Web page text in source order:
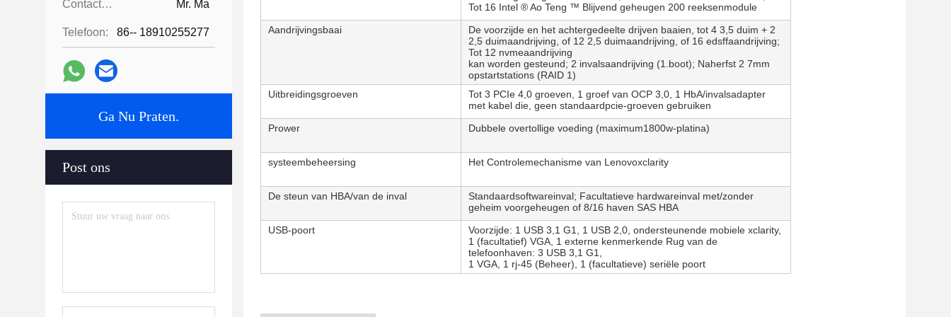
Contactpersonen: Mr. Ma
Telefoon: 86-- 18910255277
Ga Nu Praten.
Post ons
Tot 16 Intel ® Ao Teng ™ Blijvend geheugen 200 reeksenmodule
Aandrijvingsbaai
De voorzijde en het achtergedeelte drijven baaien, tot 4 3,5 duim + 2
2,5 duimaandrijving, of 12 2,5 duimaandrijving, of 16 edsffaandrijving;
Tot 12 nvmeaandrijving
kan worden gesteund; 2 invalsaandrijving (1.boot); Naherfst 2 7mm
opstartstations (RAID 1)
Uitbreidingsgroeven
Tot 3 PCIe 4,0 groeven, 1 groef van OCP 3,0, 1 HbA/invalsadapter
met kabel die, geen standaardpcie-groeven gebruiken
Prower
Dubbele overtollige voeding (maximum1800w-platina)
systeembeheersing Het Controlemechanisme van Lenovoxclarity
De steun van HBA/van de inval
Standaardsoftwareinval; Facultatieve hardwareinval met/zonder
geheim voorgeheugen of 8/16 haven SAS HBA
USB-poort
Voorzijde: 1 USB 3,1 G1, 1 USB 2,0, ondersteunende mobiele xclarity,
1 (facultatief) VGA, 1 externe kenmerkende Rug van de
telefoonhaven: 3 USB 3,1 G1,
1 VGA, 1 rj-45 (Beheer), 1 (facultatieve) seriële poort